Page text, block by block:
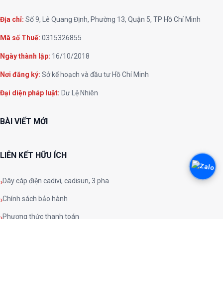
Địa chỉ: Số 9, Lê Quang Định, Phường 13, Quận 5, TP Hồ Chí Minh
Mã số Thuế: 0315326855
Ngày thành lập: 16/10/2018
Nơi đăng ký: Sở kế hoạch và đầu tư Hồ Chí Minh
Đại diện pháp luật: Dư Lệ Nhiên
BÀI VIẾT MỚI
LIÊN KẾT HỮU ÍCH
Dây cáp điện cadivi, cadisun, 3 pha
Chính sách bảo hành
Phương thức thanh toán